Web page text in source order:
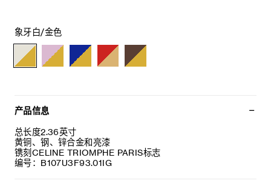
象牙白/金色
产品信息
总长度2.36英寸
黄铜、钢、锌合金和亮漆
镌刻CELINE TRIOMPHE PARIS标志
编号：B107U3F93.01IG